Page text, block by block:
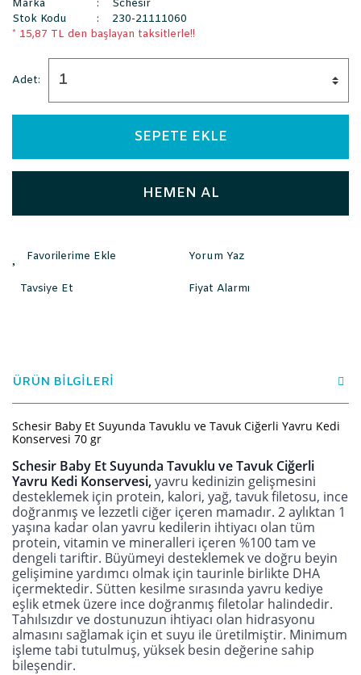
Marka
Schesir
Stok Kodu
230-21111060
* 15,87 TL den başlayan taksitlerle!!
Adet:
SEPETE EKLE
HEMEN AL
Yorum Yaz
Tavsiye Et Fiyat Alarmı
ÜRÜN BİLGİLERİ
Schesir Baby Et Suyunda Tavuklu ve Tavuk Ciğerli Yavru Kedi
Konservesi 70 gr
Schesir Baby Et Suyunda Tavuklu ve Tavuk Ciğerli
Yavru Kedi Konservesi,yavru kedinizin gelişmesini
desteklemek için protein, kalori, yağ, tavuk filetosu, ince
doğranmış ve lezzetli ciğer içeren mamadır. 2 aylıktan 1
yaşına kadar olan yavru kedilerin ihtiyacı olan tüm
protein, vitamin ve mineralleri içeren %100 tam ve
dengeli tariftir. Büyümeyi desteklemek ve doğru beyin
gelişimine yardımcı olmak için taurinle birlikte DHA
içermektedir. Sütten kesilme sırasında yavru kediye
eşlik etmek üzere ince doğranmış filetolar halindedir.
Tahılsızdır ve dostunuzun ihtiyacı olan hidrasyonu
almasını sağlamak için et suyu ile üretilmiştir. Minimum
işleme tabi tutulmuş, yüksek besin değerine sahip
bileşendir.